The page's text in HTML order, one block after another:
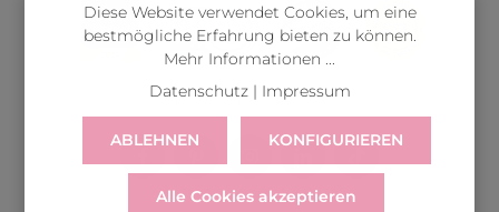
Diese Website verwendet Cookies, um eine
bestmögliche Erfahrung bieten zu können.
Mehr Informationen ...
Datenschutz| Impressum
ABLEHNEN KONFIGURIEREN
Alle Cookies akzeptieren